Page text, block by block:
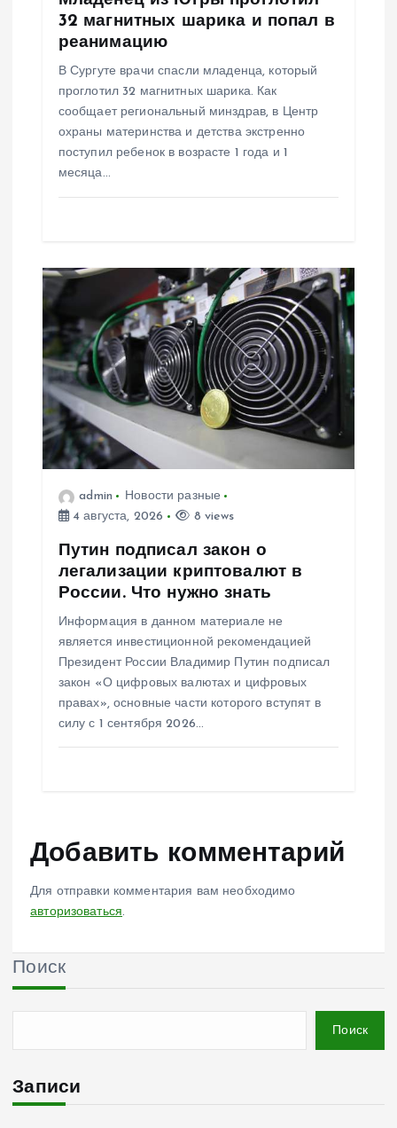
32 магнитных шарика и попал в
реанимацию
В Сургуте врачи спасли младенца, который
проглотил 32 магнитных шарика. Как
сообщает региональный минздрав, в Центр
охраны материнства и детства экстренно
поступил ребенок в возрасте 1 года и 1
месяца…
admin
Новости разные
4 августа, 2026
8 views
Путин подписал закон о
легализации криптовалют в
России. Что нужно знать
Информация в данном материале не
является инвестиционной рекомендацией
Президент России Владимир Путин подписал
закон «О цифровых валютах и цифровых
правах», основные части которого вступят в
силу с 1 сентября 2026…
Добавить комментарий
Для отправки комментария вам необходимо
авторизоваться.
Поиск
Поиск
Записи